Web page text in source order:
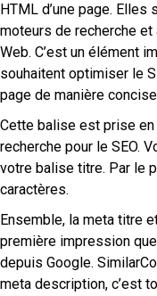
HTML d’une page.
moteurs de recherche
Web. C’est un élément
souhaitent optimiser le
page de manière
Cette balise est prise
recherche pour le SEO.
votre balise titre. Par le
caractères.
Ensemble, la meta titre
première impression
depuis Google.
meta description, c’est